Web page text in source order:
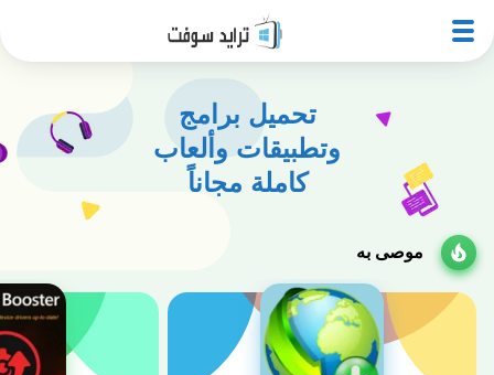
تحميل برامج
وتطبيقات وألعاب
كاملة مجاناً
موصى به